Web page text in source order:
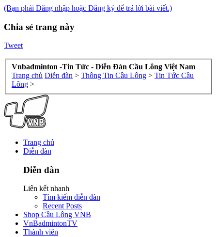
(Bạn phải Đăng nhập hoặc Đăng ký để trả lời bài viết.)
Chia sẻ trang này
Tweet
Vnbadminton -Tin Tức - Diễn Đàn Cầu Lông Việt Nam
Trang chủ Diễn đàn > Thông Tin Cầu Lông > Tin Tức Cầu
Lông >
Trang chủ
Diễn đàn
Diễn đàn
Liên kết nhanh
Tìm kiếm diễn đàn
Recent Posts
Shop Cầu Lông VNB
VnBadmintonTV
Thành viên